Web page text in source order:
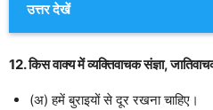
उत्तर देखें
12. किस वाक्य में व्यक्तिवाचक संज्ञा,
(अ) हमें बुराइयों से दूर रखना चाहिए।